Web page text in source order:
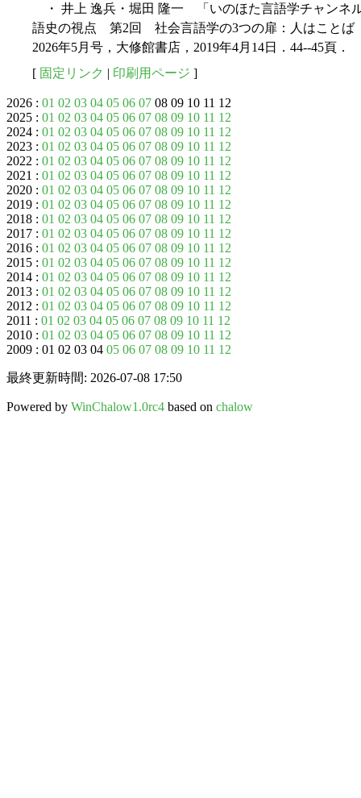
・ 井上 逸兵・堀田 隆一 「いのほた言語学チャンネ
語史の視点 第2回 社会言語学の3つの扉：人はことば
2026年5月号，大修館書店，2019年4月14日．44--45頁．
[ 固定リンク | 印刷用ページ ]
2026 : 01 02 03 04 05 06 07 08 09 10 11 12
2025 : 01 02 03 04 05 06 07 08 09 10 11 12
2024 : 01 02 03 04 05 06 07 08 09 10 11 12
2023 : 01 02 03 04 05 06 07 08 09 10 11 12
2022 : 01 02 03 04 05 06 07 08 09 10 11 12
2021 : 01 02 03 04 05 06 07 08 09 10 11 12
2020 : 01 02 03 04 05 06 07 08 09 10 11 12
2019 : 01 02 03 04 05 06 07 08 09 10 11 12
2018 : 01 02 03 04 05 06 07 08 09 10 11 12
2017 : 01 02 03 04 05 06 07 08 09 10 11 12
2016 : 01 02 03 04 05 06 07 08 09 10 11 12
2015 : 01 02 03 04 05 06 07 08 09 10 11 12
2014 : 01 02 03 04 05 06 07 08 09 10 11 12
2013 : 01 02 03 04 05 06 07 08 09 10 11 12
2012 : 01 02 03 04 05 06 07 08 09 10 11 12
2011 : 01 02 03 04 05 06 07 08 09 10 11 12
2010 : 01 02 03 04 05 06 07 08 09 10 11 12
2009 : 01 02 03 04 05 06 07 08 09 10 11 12
最終更新時間: 2026-07-08 17:50
Powered by WinChalow1.0rc4 based on chalow